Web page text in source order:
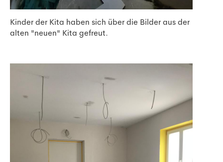
Kinder der Kita haben sich über die Bilder aus der
alten "neuen" Kita gefreut.